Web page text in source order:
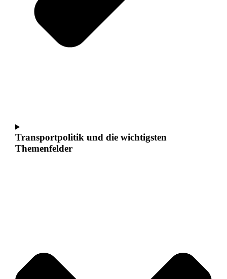
Transportpolitik und die wichtigsten
Themenfelder